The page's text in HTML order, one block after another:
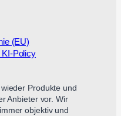
(EU)
KI-Policy
Produkte und
Anbieter vor. Wir
objektiv und